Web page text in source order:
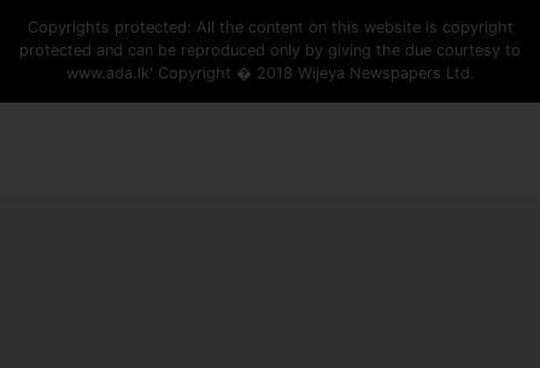
Copyrights protected: All the content on this website is copyright
protected and can be reproduced only by giving the due courtesy to
www.ada.lk' Copyright � 2018 Wijeya Newspapers Ltd.